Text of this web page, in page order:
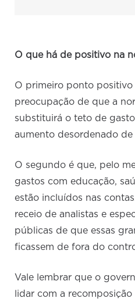
O que há de positivo na
O primeiro ponto positivo
preocupação de que a
substituirá o teto de
aumento desordenado de
O segundo é que, pelo
gastos com educação,
estão incluídos nas
receio de analistas e
públicas de que essas
ficassem de fora do
Vale lembrar que o
lidar com a